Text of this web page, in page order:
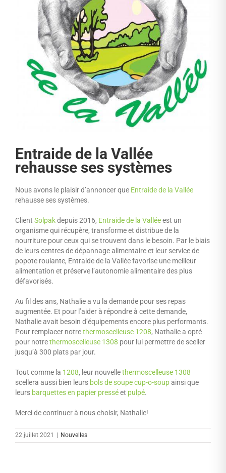
Entraide de la Vallée
rehausse ses systèmes
Nous avons le plaisir d’annoncer que Entraide de la Vallée
rehausse ses systèmes.
Client Solpakdepuis 2016, Entraide de la Valléeest un
organisme qui récupère, transforme et distribue de la
nourriture pour ceux qui se trouvent dans le besoin. Par le biais
de leurs centres de dépannage alimentaire et leur service de
popote roulante, Entraide de la Vallée favorise une meilleur
alimentation et préserve l’autonomie alimentaire des plus
défavorisés.
Au fil des ans, Nathalie a vu la demande pour ses repas
augmentée. Et pour l’aider à répondre à cette demande,
Nathalie avait besoin d’équipements encore plus performants.
Pour remplacer notrethermoscelleuse 1208, Nathalie a opté
pour notrethermoscelleuse 1308 pour lui permettre de sceller
jusqu’à 300 plats par jour.
Tout comme la 1208, leur nouvellethermoscelleuse 1308
scellera aussi bien leurs bols de soupe cup-o-soupainsi que
leurs barquettes en papier presséet pulpé.
Merci de continuer à nous choisir, Nathalie!
22 juillet 2021 Nouvelles